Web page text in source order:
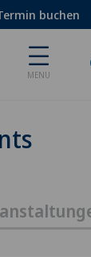
buchen
MENU